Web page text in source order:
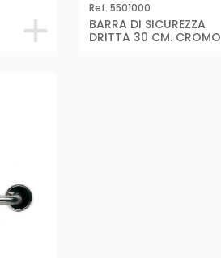
Ref. 5501000
BARRA DI SICUREZZA
DRITTA 30 CM. CROMO